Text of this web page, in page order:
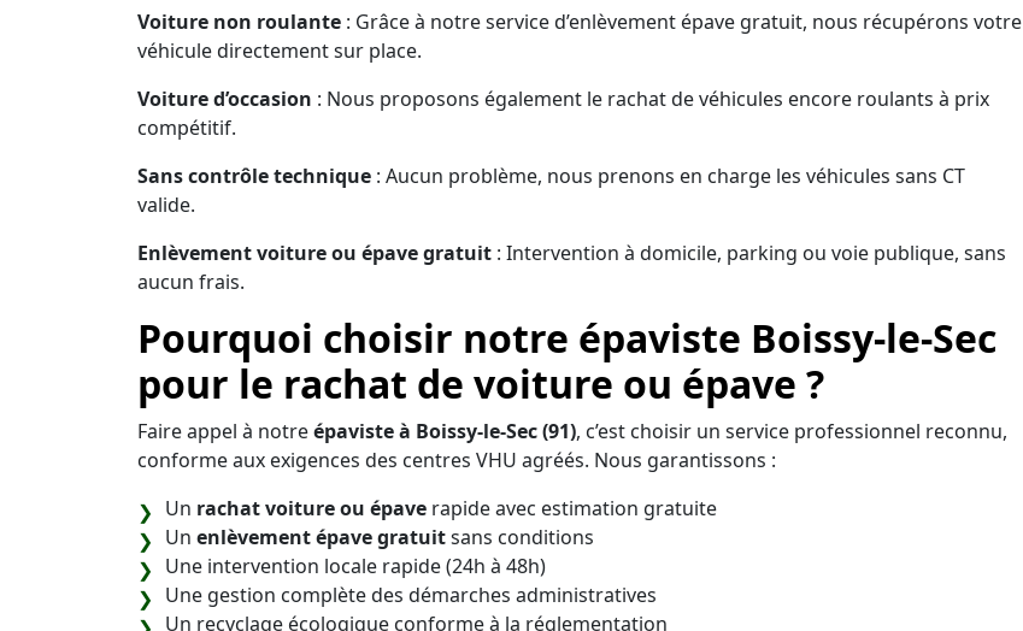
Voiture non roulante : Grâce à notre service d’enlèvement épave gratuit, nous récupérons votre
véhicule directement sur place.
Voiture d’occasion : Nous proposons également le rachat de véhicules encore roulants à prix
compétitif.
Sans contrôle technique : Aucun problème, nous prenons en charge les véhicules sans CT
valide.
Enlèvement voiture ou épave gratuit : Intervention à domicile, parking ou voie publique, sans
aucun frais.
Pourquoi choisir notre épaviste Boissy-le-Sec
pour le rachat de voiture ou épave ?
Faire appel à notreépaviste à Boissy-le-Sec (91), c’est choisir un service professionnel reconnu,
conforme aux exigences des centres VHU agréés. Nous garantissons :
Un rachat voiture ou épave rapide avec estimation gratuite
Un enlèvement épave gratuitsans conditions
Une intervention locale rapide (24h à 48h)
Une gestion complète des démarches administratives
Un recyclage écologique conforme à la réglementation